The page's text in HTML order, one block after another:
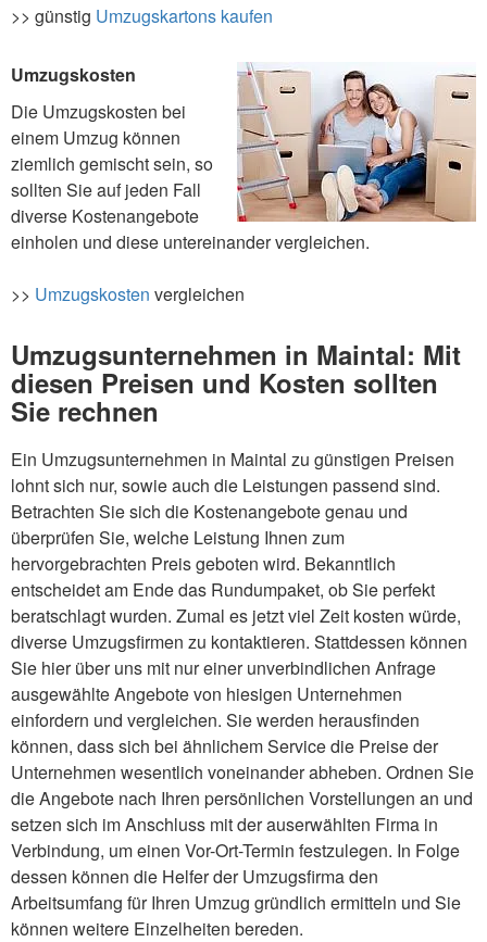
>> günstig Umzugskartons kaufen
Umzugskosten
Die Umzugskosten bei
einem Umzug können
ziemlich gemischt sein, so
sollten Sie auf jeden Fall
diverse Kostenangebote
einholen und diese untereinander vergleichen.
>> Umzugskosten vergleichen
Umzugsunternehmen in Maintal: Mit
diesen Preisen und Kosten sollten
Sie rechnen
Ein Umzugsunternehmen in Maintal zu günstigen Preisen
lohnt sich nur, sowie auch die Leistungen passend sind.
Betrachten Sie sich die Kostenangebote genau und
überprüfen Sie, welche Leistung Ihnen zum
hervorgebrachten Preis geboten wird. Bekanntlich
entscheidet am Ende das Rundumpaket, ob Sie perfekt
beratschlagt wurden. Zumal es jetzt viel Zeit kosten würde,
diverse Umzugsfirmen zu kontaktieren. Stattdessen können
Sie hier über uns mit nur einer unverbindlichen Anfrage
ausgewählte Angebote von hiesigen Unternehmen
einfordern und vergleichen. Sie werden herausfinden
können, dass sich bei ähnlichem Service die Preise der
Unternehmen wesentlich voneinander abheben. Ordnen Sie
die Angebote nach Ihren persönlichen Vorstellungen an und
setzen sich im Anschluss mit der auserwählten Firma in
Verbindung, um einen Vor-Ort-Termin festzulegen. In Folge
dessen können die Helfer der Umzugsfirma den
Arbeitsumfang für Ihren Umzug gründlich ermitteln und Sie
können weitere Einzelheiten bereden.